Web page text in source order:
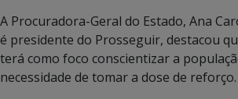
A Procuradora-Geral do Estado, Ana
é presidente do Prosseguir, destacou
terá como foco conscientizar a
necessidade de tomar a dose de reforço.